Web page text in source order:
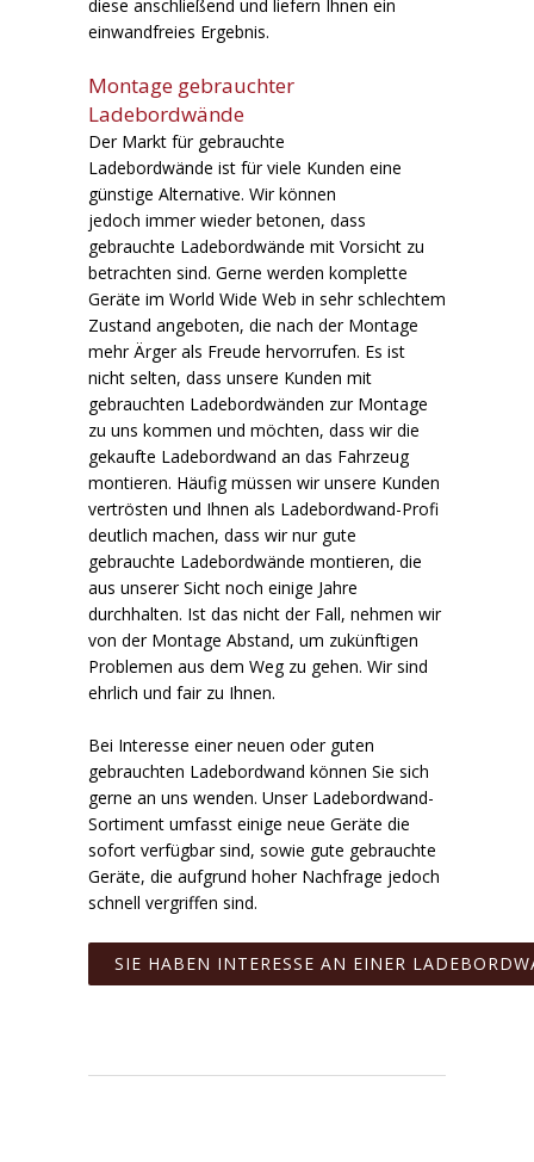
diese anschließend und liefern Ihnen ein
einwandfreies Ergebnis.
Montage gebrauchter
Ladebordwände
Der Markt für gebrauchte
Ladebordwände ist für viele Kunden eine
günstige Alternative. Wir können
jedoch immer wieder betonen, dass
gebrauchte Ladebordwände mit Vorsicht zu
betrachten sind. Gerne werden komplette
Geräte im World Wide Web in sehr schlechtem
Zustand angeboten, die nach der Montage
mehr Ärger als Freude hervorrufen. Es ist
nicht selten, dass unsere Kunden mit
gebrauchten Ladebordwänden zur Montage
zu uns kommen und möchten, dass wir die
gekaufte Ladebordwand an das Fahrzeug
montieren. Häufig müssen wir unsere Kunden
vertrösten und Ihnen als Ladebordwand-Profi
deutlich machen, dass wir nur gute
gebrauchte Ladebordwände montieren, die
aus unserer Sicht noch einige Jahre
durchhalten. Ist das nicht der Fall, nehmen wir
von der Montage Abstand, um zukünftigen
Problemen aus dem Weg zu gehen. Wir sind
ehrlich und fair zu Ihnen.
Bei Interesse einer neuen oder guten
gebrauchten Ladebordwand können Sie sich
gerne an uns wenden. Unser Ladebordwand-
Sortiment umfasst einige neue Geräte die
sofort verfügbar sind, sowie gute gebrauchte
Geräte, die aufgrund hoher Nachfrage jedoch
schnell vergriffen sind.
SIE HABEN INTERESSE AN EINER